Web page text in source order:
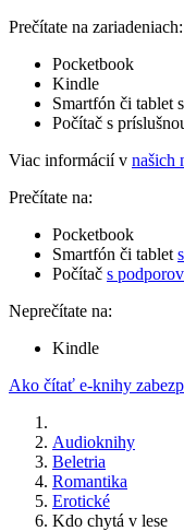
Prečítate na zariadeniach:
Pocketbook
Kindle
Smartfón či tablet
Počítač s
Viac informácií v našich
Prečítate na:
Pocketbook
Smartfón či tablet
Počítač s
Neprečítate na:
Kindle
Ako čítať e-knihy
Audioknihy
Beletria
Romantika
Erotické
Kdo chytá v lese